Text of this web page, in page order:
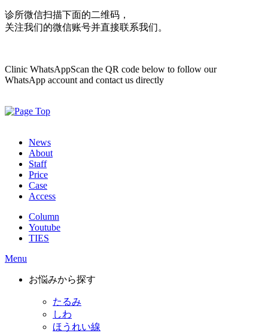
诊所微信扫描下面的二维码，
关注我们的微信账号并直接联系我们。
Clinic WhatsAppScan the QR code below to follow our
WhatsApp account and contact us directly
News
About
Staff
Price
Case
Access
Column
Youtube
TIES
Menu
お悩みから探す
たるみ
しわ
ほうれい線